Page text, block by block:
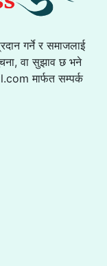
गर्ने र समाजलाई
वा सुझाव छ भने
मार्फत सम्पर्क